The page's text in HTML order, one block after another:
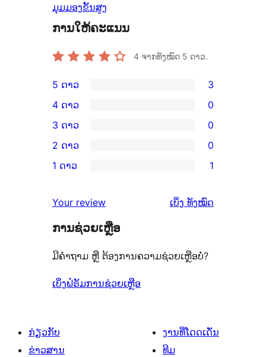
ມຸມມອງຂັ້ນສູງ
ການໃຫ້ຄະແນນ
4 ຈາກທັງໝົດ 5 ດາວ.
ການ
ວິຈານ
5
ດາວ
ຈຳນວນ
ລາຍການ
5 ດາວ 3
ວິຈານ
4
ດາວ
0
ລາຍການ
4 ດາວ 0
ການ
ວິຈານ
3
ຈຳນວນ
0
3 ດາວ 0
ວິຈານ
ດາວ
ຈຳນວນ
ລາຍການ
2 ດາວ 0
1
ດາວ
1
ລາຍການ
1 ດາວ 1
Your review ເບິ່ງ ຄຳ
ທັງໝົດ
ການຊ່ວຍເຫຼືອ
ມີຄຳຖາມ ຫຼື ຕ້ອງການຄວາມຊ່ວຍເຫຼືອບໍ່?
ເບິ່ງຟໍຣັມການຊ່ວຍເຫຼືອ
ກ່ຽວກັບ
ຂ່າວສານ
ງານທີ່ໂດດເດັ່ນ
ທີມ